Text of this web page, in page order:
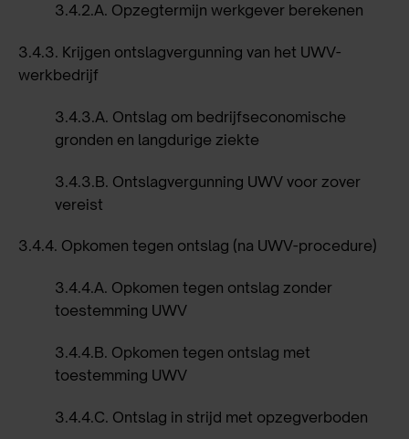
3.4.2.A. Opzegtermijn werkgever berekenen
3.4.3. Krijgen ontslagvergunning van het UWV-
werkbedrijf
3.4.3.A. Ontslag om bedrijfseconomische
gronden en langdurige ziekte
3.4.3.B. Ontslagvergunning UWV voor zover
vereist
3.4.4. Opkomen tegen ontslag (na UWV-procedure)
3.4.4.A. Opkomen tegen ontslag zonder
toestemming UWV
3.4.4.B. Opkomen tegen ontslag met
toestemming UWV
3.4.4.C. Ontslag in strijd met opzegverboden